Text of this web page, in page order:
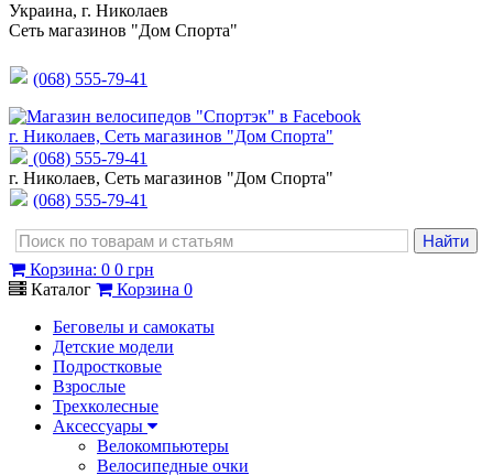
Украина, г. Николаев
Сеть магазинов "Дом Спорта"
(068) 555-79-41
г. Николаев, Сеть магазинов "Дом Спорта"
(068) 555-79-41
г. Николаев, Сеть магазинов "Дом Спорта"
(068) 555-79-41
Корзина: 0 0 грн
Каталог
Корзина 0
Беговелы и самокаты
Детские модели
Подростковые
Взрослые
Трехколесные
Аксессуары
Велокомпьютеры
Велосипедные очки